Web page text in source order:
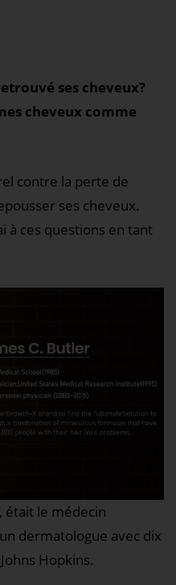
ses cheveux?
cheveux comme
contre la perte de
ses cheveux.
à ces questions en tant
était le médecin
dermatologue avec dix
Hopkins.